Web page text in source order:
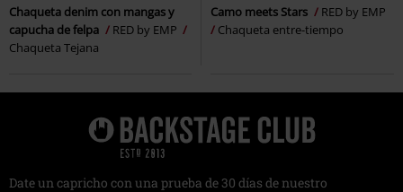
Chaqueta denim con mangas y
capucha de felpa
RED by EMP
Chaqueta Tejana
Camo meets Stars
RED by EMP
Chaqueta entre-tiempo
Date un capricho con una prueba de 30 días de nuestro